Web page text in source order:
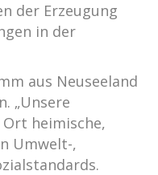
der Erzeugung
in der
aus Neuseeland
„Unsere
heimische,
Umwelt-,